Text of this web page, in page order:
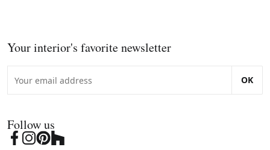
Your interior's favorite newsletter
OK
Follow us